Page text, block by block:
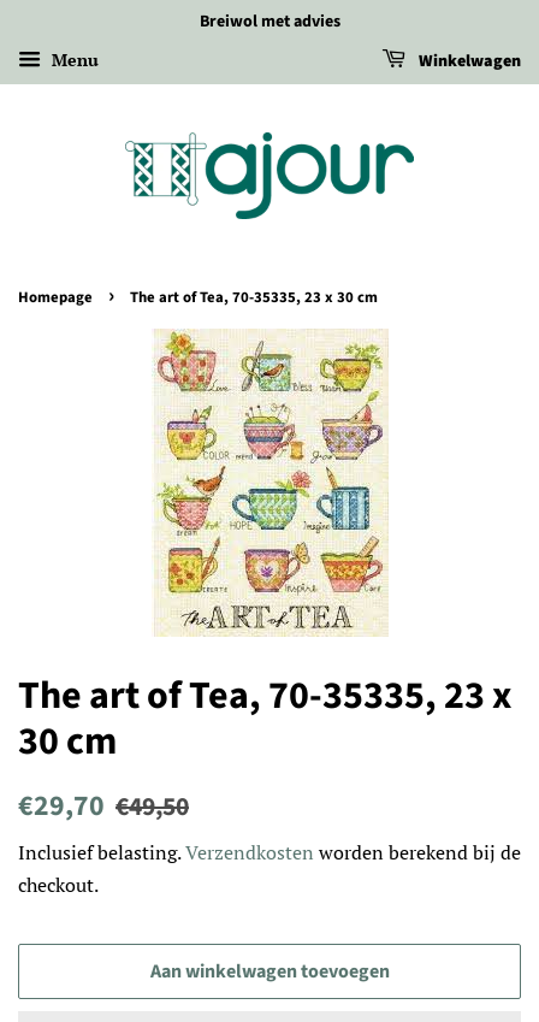
Breiwol met advies
Menu Winkelwagen
Homepage › The art of Tea, 70-35335, 23 x 30 cm
The art of Tea, 70-35335, 23 x
30 cm
Normale
€29,70 Aanbiedingsprijs
€49,50
Inclusief belasting.Verzendkosten worden berekend bij de
checkout.
Aan winkelwagen toevoegen